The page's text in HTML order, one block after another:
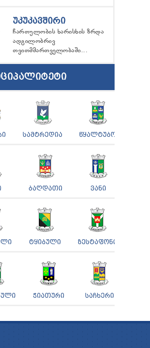
ᲣᲙᲣᲙᲐᲕᲨᲘᲠᲘ
ჩართულობის ხარისხის ზრდა
ადგილობრივ
თვითმმართველობაში...
ᲡᲐᲛᲢᲠᲔᲓᲘᲐ ᲬᲧᲐᲚᲢᲣᲑᲝ
ᲑᲐᲦᲓᲐᲗᲘ ᲕᲐᲜᲘ
ᲢᲧᲘᲑᲣᲚᲘ ᲖᲔᲡᲢᲐᲤᲝᲜᲘ
ᲭᲘᲐᲗᲣᲠᲘ ᲡᲐᲩᲮᲔᲠᲘ